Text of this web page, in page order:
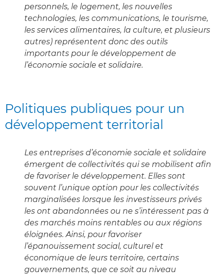
personnels, le logement, les nouvelles
technologies, les communications, le tourisme,
les services alimentaires, la culture, et plusieurs
autres) représentent donc des outils
importants pour le développement de
l’économie sociale et solidaire.
Politiques publiques pour un
développement territorial
Les entreprises d’économie sociale et solidaire
émergent de collectivités qui se mobilisent afin
de favoriser le développement. Elles sont
souvent l’unique option pour les collectivités
marginalisées lorsque les investisseurs privés
les ont abandonnées ou ne s’intéressent pas à
des marchés moins rentables ou aux régions
éloignées. Ainsi, pour favoriser
l’épanouissement social, culturel et
économique de leurs territoire, certains
gouvernements, que ce soit au niveau